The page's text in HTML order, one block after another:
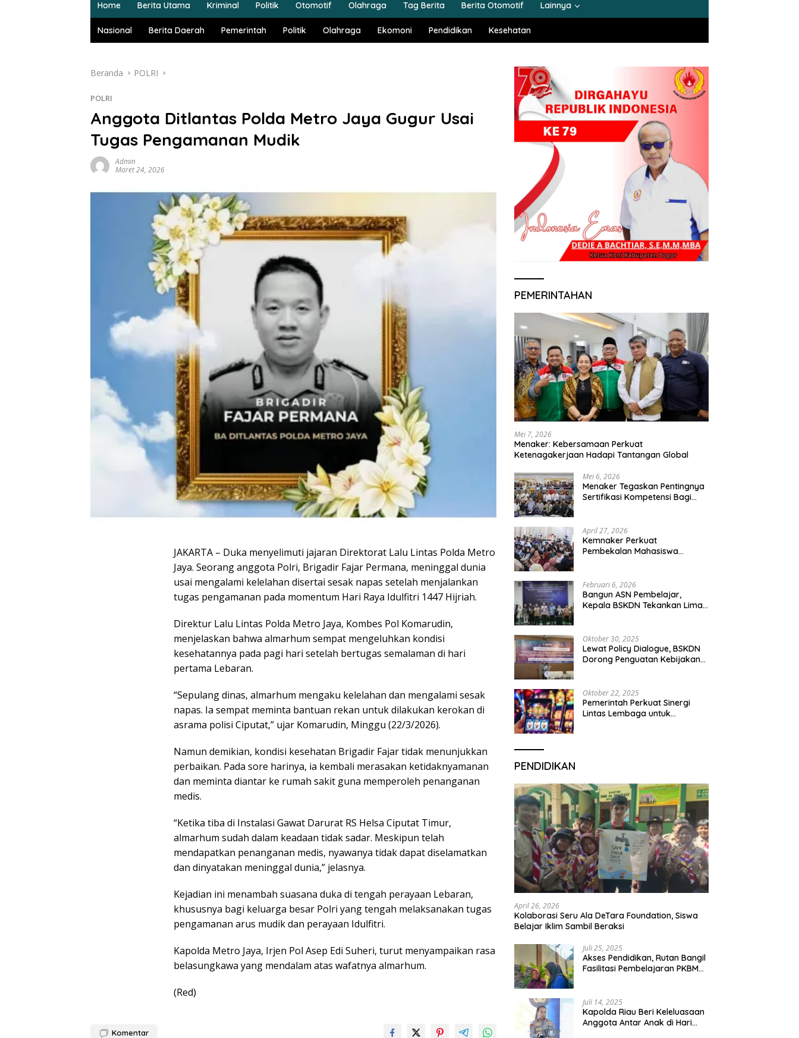
Home Berita Utama Kriminal Politik Otomotif Olahraga Tag Berita Berita Otomotif Lainnya
Nasional Berita Daerah Pemerintah Politik Olahraga Ekomoni Pendidikan Kesehatan
Beranda POLRI
POLRI
Anggota Ditlantas Polda Metro Jaya Gugur Usai
Tugas Pengamanan Mudik
Admin
Maret 24, 2026
JAKARTA – Duka menyelimuti jajaran Direktorat Lalu Lintas Polda Metro
Jaya. Seorang anggota Polri, Brigadir Fajar Permana, meninggal dunia
usai mengalami kelelahan disertai sesak napas setelah menjalankan
tugas pengamanan pada momentum Hari Raya Idulfitri 1447 Hijriah.
Direktur Lalu Lintas Polda Metro Jaya, Kombes Pol Komarudin,
menjelaskan bahwa almarhum sempat mengeluhkan kondisi
kesehatannya pada pagi hari setelah bertugas semalaman di hari
pertama Lebaran.
“Sepulang dinas, almarhum mengaku kelelahan dan mengalami sesak
napas. Ia sempat meminta bantuan rekan untuk dilakukan kerokan di
asrama polisi Ciputat,” ujar Komarudin, Minggu (22/3/2026).
Namun demikian, kondisi kesehatan Brigadir Fajar tidak menunjukkan
perbaikan. Pada sore harinya, ia kembali merasakan ketidaknyamanan
dan meminta diantar ke rumah sakit guna memperoleh penanganan
medis.
“Ketika tiba di Instalasi Gawat Darurat RS Helsa Ciputat Timur,
almarhum sudah dalam keadaan tidak sadar. Meskipun telah
mendapatkan penanganan medis, nyawanya tidak dapat diselamatkan
dan dinyatakan meninggal dunia,” jelasnya.
Kejadian ini menambah suasana duka di tengah perayaan Lebaran,
khususnya bagi keluarga besar Polri yang tengah melaksanakan tugas
pengamanan arus mudik dan perayaan Idulfitri.
Kapolda Metro Jaya, Irjen Pol Asep Edi Suheri, turut menyampaikan rasa
belasungkawa yang mendalam atas wafatnya almarhum.
(Red)
Komentar
PEMERINTAHAN
Mei 7, 2026
Menaker: Kebersamaan Perkuat
Ketenagakerjaan Hadapi Tantangan Global
Mei 6, 2026
Menaker Tegaskan Pentingnya
Sertifikasi Kompetensi Bagi
April 27, 2026
Kemnaker Perkuat
Pembekalan Mahasiswa
Februari 6, 2026
Bangun ASN Pembelajar,
Kepala BSKDN Tekankan Lima
Oktober 30, 2025
Lewat Policy Dialogue, BSKDN
Dorong Penguatan Kebijakan
Oktober 22, 2025
Pemerintah Perkuat Sinergi
Lintas Lembaga untuk
PENDIDIKAN
April 26, 2026
Kolaborasi Seru Ala DeTara Foundation, Siswa
Belajar Iklim Sambil Beraksi
Juli 25, 2025
Akses Pendidikan, Rutan Bangil
Fasilitasi Pembelajaran PKBM
Juli 14, 2025
Kapolda Riau Beri Keleluasaan
Anggota Antar Anak di Hari